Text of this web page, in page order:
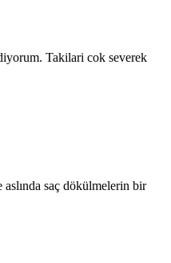
Takilari cok severek
saç dökülmelerin bir